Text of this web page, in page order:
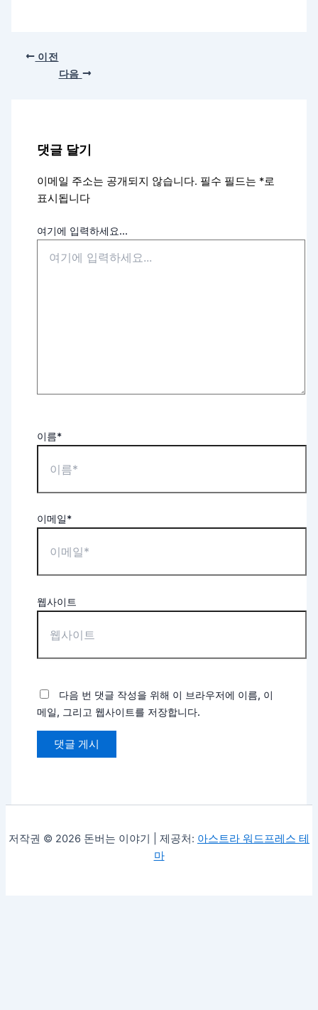
이전
다음
댓글 달기
이메일 주소는 공개되지 않습니다. 필수 필드는 *로
표시됩니다
여기에 입력하세요...
이름*
이메일*
웹사이트
다음 번 댓글 작성을 위해 이 브라우저에 이름, 이
메일, 그리고 웹사이트를 저장합니다.
저작권 © 2026 돈버는 이야기 | 제공처: 아스트라 워드프레스 테
마